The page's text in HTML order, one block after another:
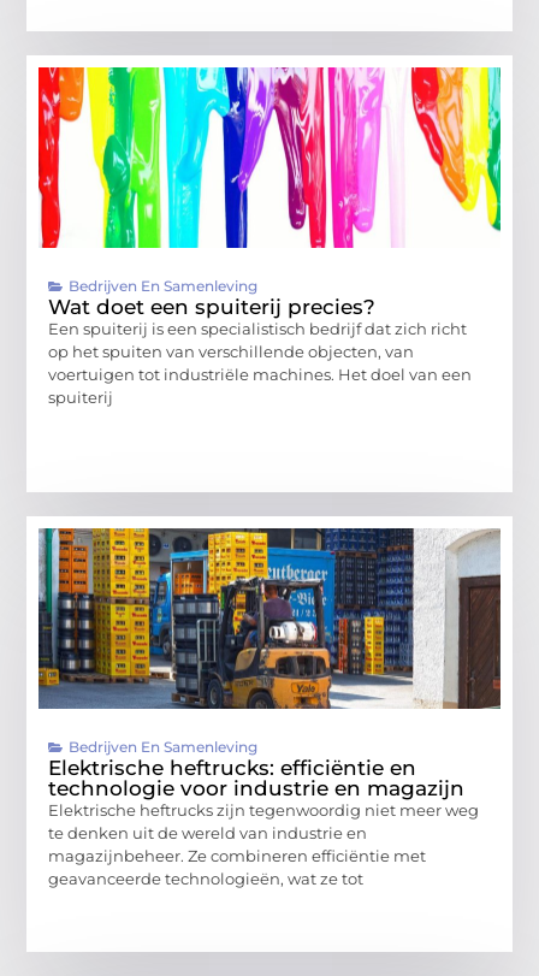
Bedrijven En Samenleving
Wat doet een spuiterij precies?
Een spuiterij is een specialistisch bedrijf dat zich richt
op het spuiten van verschillende objecten, van
voertuigen tot industriële machines. Het doel van een
spuiterij
Bedrijven En Samenleving
Elektrische heftrucks: efficiëntie en
technologie voor industrie en magazijn
Elektrische heftrucks zijn tegenwoordig niet meer weg
te denken uit de wereld van industrie en
magazijnbeheer. Ze combineren efficiëntie met
geavanceerde technologieën, wat ze tot